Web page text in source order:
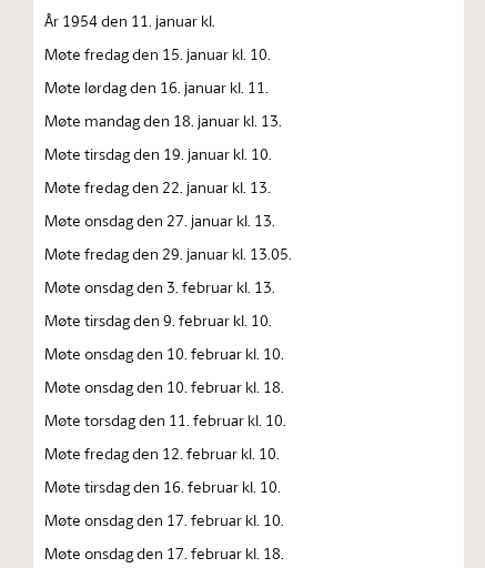
År 1954 den 11. januar kl.
Møte fredag den 15. januar kl. 10.
Møte lørdag den 16. januar kl. 11.
Møte mandag den 18. januar kl. 13.
Møte tirsdag den 19. januar kl. 10.
Møte fredag den 22. januar kl. 13.
Møte onsdag den 27. januar kl. 13.
Møte fredag den 29. januar kl. 13.05.
Møte onsdag den 3. februar kl. 13.
Møte tirsdag den 9. februar kl. 10.
Møte onsdag den 10. februar kl. 10.
Møte onsdag den 10. februar kl. 18.
Møte torsdag den 11. februar kl. 10.
Møte fredag den 12. februar kl. 10.
Møte tirsdag den 16. februar kl. 10.
Møte onsdag den 17. februar kl. 10.
Møte onsdag den 17. februar kl. 18.